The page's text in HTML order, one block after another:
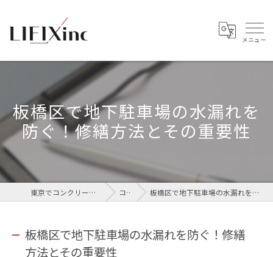
板橋区で地下駐車場の水漏れを
防ぐ！修繕方法とその重要性
東京でコンクリートなら株式会社LIFIX コラム 板橋区で地下駐車場の水漏れを防ぐ！修繕方法とその重要性
板橋区で地下駐車場の水漏れを防ぐ！修繕
方法とその重要性